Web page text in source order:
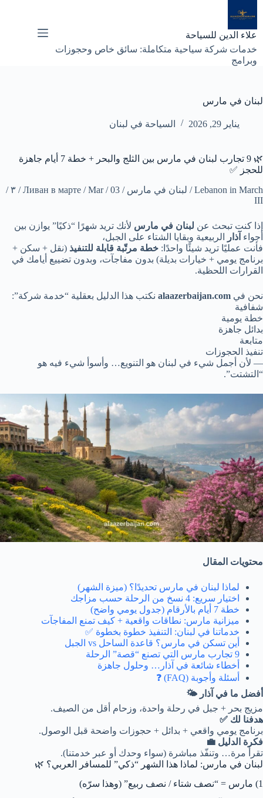
إلى
المحتوى
علاء الدين للسياحة
خدمات شركة سياحية متكاملة: سائق خاص وحجوزات
وبرامج
لبنان في مارس
يناير 29, 2026 السياحة في لبنان
🌿 9 تجارب لبنان في مارس بين الثلج والبحر + خطة 7 أيام جاهزة
للحجز ✅
Lebanon in March / لبنان في مارس / Ливан в марте / Mar / 03 / ٣ /
III
إذا كنت تبحث عن لبنان في مارس لأنك تريد شهرًا “ذكيًا” يوازن بين
أجواء آذار
الربيعية وبقايا الشتاء على الجبل،
فأنت عمليًا تريد شيئًا واحدًا: خطة مرتّبة قابلة للتنفيذ (نقل + سكن +
برنامج يومي + خيارات بديلة) بدون مفاجآت، وبدون تضييع أيامك في
القرارات اللحظية.
نحن في alaazerbaijan.com نكتب هذا الدليل بعقلية “خدمة شركة”:
شفافية
خطة يومية
بدائل جاهزة
متابعة
تنفيذ الحجوزات
— لأن أجمل شيء في لبنان هو التنويع… وأسوأ شيء فيه هو
“التشتت”.
محتويات المقال
لماذا لبنان في مارس تحديدًا؟ (ميزة الشهر)
اختيار سريع: 4 نسخ من الرحلة حسب مزاجك
خطة 7 أيام بالأرقام (جدول يومي واضح)
ميزانية مارس: نطاقات واقعية + كيف تمنع المفاجآت
خدماتنا في لبنان: التنفيذ خطوة بخطوة ✅
أين تسكن في مارس؟ قاعدة الساحل vs الجبل
9 تجارب مارس التي تصنع “قصة” الرحلة
أخطاء شائعة في آذار… وحلول جاهزة
أسئلة وأجوبة (FAQ) ❓
أفضل ما في آذار 🌤️
مزيج بحر + جبل في رحلة واحدة، وزحام أقل من الصيف.
هدفنا لك ✅
برنامج يومي واقعي + بدائل + حجوزات واضحة قبل الوصول.
فكرة الدليل 💼
تقرأ مرة… وتنفّذ مباشرة (سواء وحدك أو عبر خدمتنا).
لبنان في مارس: لماذا هذا الشهر “ذكي” للمسافر العربي؟ 🌿
1) مارس = “نصف شتاء / نصف ربيع” (وهذا سرّه)